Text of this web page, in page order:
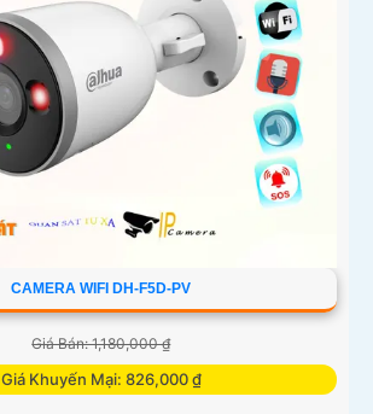
CAMERA WIFI DH-F5D-PV
Giá Bán: 1,180,000 ₫
Giá Khuyến Mại: 826,000 ₫